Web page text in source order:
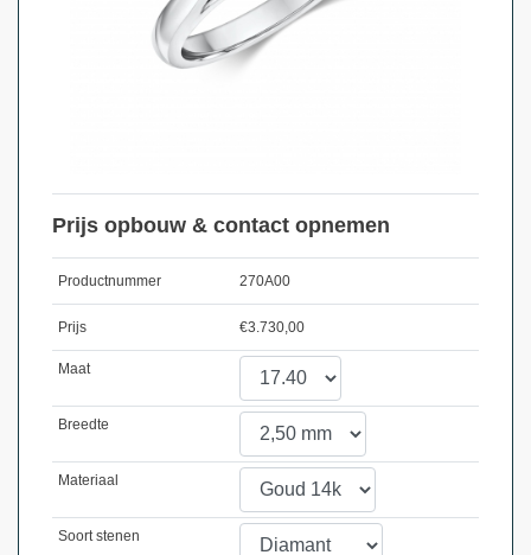
Prijs opbouw & contact opnemen
Productnummer 270A00
Prijs €3.730,00
Maat
Breedte
Materiaal
Soort stenen